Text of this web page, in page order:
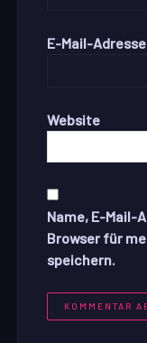
E-Mail-Adresse
Website
Name, E-Mail-
Browser für
speichern.